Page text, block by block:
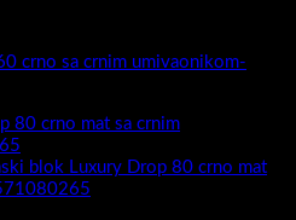
crno sa crnim umivaonikom-